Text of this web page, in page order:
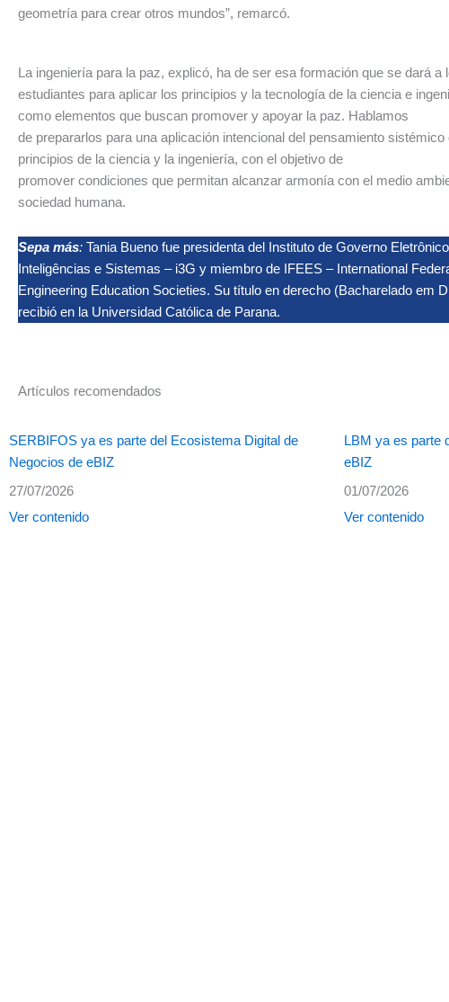
geometría para crear otros mundos”, remarcó.
La ingeniería para la paz, explicó, ha de ser esa formación que se dará a
estudiantes para aplicar los principios y la tecnología de la ciencia e
como elementos que buscan promover y apoyar la paz. Hablamos
de prepararlos para una aplicación intencional del pensamiento sistémico
principios de la ciencia y la ingeniería, con el objetivo de
promover condiciones que permitan alcanzar armonía con el medio
sociedad humana.
Sepa más: Tania Bueno fue presidenta del Instituto de Governo
Inteligências e Sistemas – i3G y miembro de IFEES – International
Engineering Education Societies. Su título en derecho (Bacharelado em
recibió en la Universidad Católica de Parana.
Artículos recomendados
SERBIFOS ya es parte del Ecosistema Digital de
Negocios de eBIZ
27/07/2026
Ver contenido
LBM ya es parte
eBIZ
01/07/2026
Ver contenido